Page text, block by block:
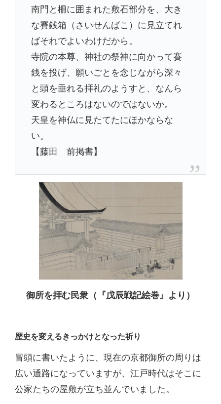
南門と柵に囲まれた敷石部分を、大き
な賽銭箱（さいせんばこ）に見立てれ
ばそれでよいわけだから。
寺院の本尊、神社の祭神に向かって賽
銭を投げ、願いごとを念じながら深々
と頭を垂れる拝礼のようすと、なんら
変わるところはないのではないか。
天皇を神仏に見たてたにほかならな
い。
【藤田 前掲書】
御所を拝む民衆（『戊辰戦記絵巻』より）
歴史を変えるきっかけとなった祈り
冒頭に書いたように、現在の京都御所の周りは
広い通路になっていますが、江戸時代はそこに
公家たちの屋敷が立ち並んでいました。